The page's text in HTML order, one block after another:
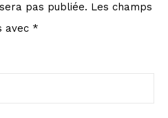
pas publiée. Les champs
avec *